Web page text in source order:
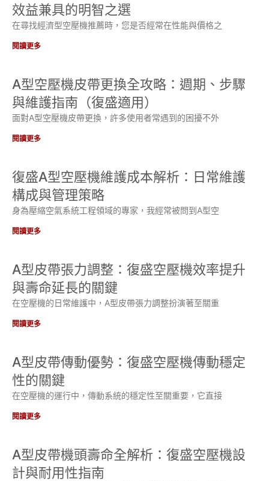
效益兼具的明智之選
在尋找經濟型空壓機推薦時，您是否經常在性能與價格之
閱讀更多
A型空壓機皮帶更換全攻略：週期、步驟
與維護指南（復盛適用）
面對A型空壓機皮帶更換，許多使用者常遇到的困擾不外
閱讀更多
復盛A型空壓機維護成本解析：日常維護
構成與管理策略
身為壓縮空氣系統工程領域的專家，我經常被問到A型空
閱讀更多
A型皮帶張力調整：復盛空壓機效率提升
與壽命延長的關鍵
在空壓機的日常維護中，A型皮帶張力調整扮演著至關重
閱讀更多
A型皮帶傳動優勢：復盛空壓機傳動穩定
性的關鍵
在空壓機的運行中，傳動系統的穩定性至關重要，它直接
閱讀更多
A型皮帶機頭壽命全解析：復盛空壓機設
計與耐用性指南